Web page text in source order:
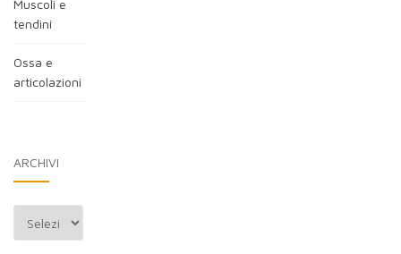
Muscoli e
tendini
Ossa e
articolazioni
ARCHIVI
Archivi